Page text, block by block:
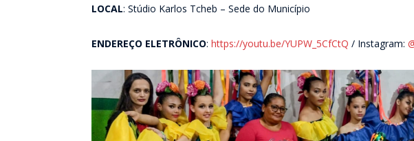
LOCAL: Stúdio Karlos Tcheb – Sede do Município
ENDEREÇO ELETRÔNICO: https://youtu.be/YUPW_5CfCtQ / Instagram: